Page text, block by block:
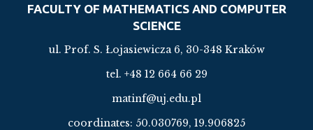
FACULTY OF MATHEMATICS AND COMPUTER
SCIENCE
ul. Prof. S. Łojasiewicza 6, 30-348 Kraków
tel. +48 12 664 66 29
matinf@uj.edu.pl
coordinates: 50.030769, 19.906825